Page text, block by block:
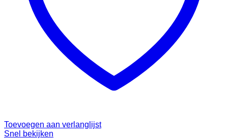
Toevoegen aan verlanglijst
Snel bekijken